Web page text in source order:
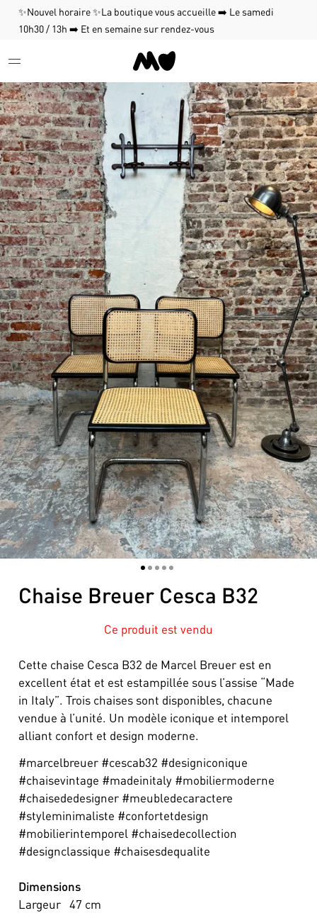
✨Nouvel horaire ✨La boutique vous accueille ➡️ Le samedi
10h30 / 13h ➡️ Et en semaine sur rendez-vous
12345
Chaise Breuer Cesca B32
Ce produit est vendu
Cette chaise Cesca B32 de Marcel Breuer est en
excellent état et est estampillée sous l’assise “Made
in Italy”. Trois chaises sont disponibles, chacune
vendue à l’unité. Un modèle iconique et intemporel
alliant confort et design moderne.
#marcelbreuer #cescab32 #designiconique
#chaisevintage #madeinitaly #mobiliermoderne
#chaisededesigner #meubledecaractere
#styleminimaliste #confortetdesign
#mobilierintemporel #chaisedecollection
#designclassique #chaisesdequalite
Dimensions
Largeur 47 cm